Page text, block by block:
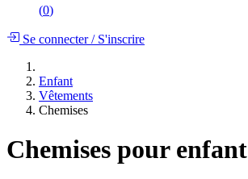
(0)
Se connecter/S'inscrire
Enfant
Vêtements
Chemises
Chemises pour enfant